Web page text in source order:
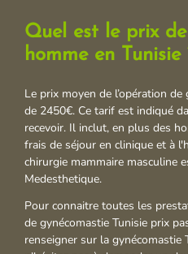
Quel est le prix
homme en Tunisie
Le prix moyen de l’opération
de 2450€. Ce tarif est indiqué
recevoir. Il inclut, en plus des
frais de séjour en clinique et à
chirurgie mammaire masculine
Medesthetique.
Pour connaitre toutes les
de gynécomastie Tunisie prix
renseigner sur la gynécomastie